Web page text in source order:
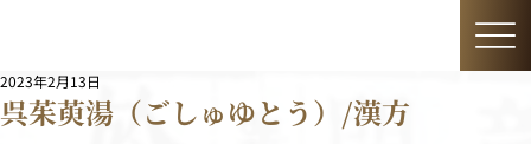
呉茱萸湯（ごしゅゆとう）/漢方
2023年2月13日